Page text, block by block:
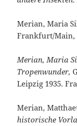
Merian, Maria
Frankfurt/Main,
Merian, Maria
Tropenwunder,
Leipzig 1935.
Merian,
historische